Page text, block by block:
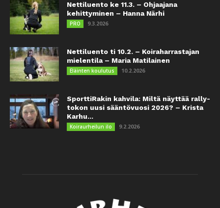
Nettiluento ke 11.3. – Ohjaajana
kehittyminen – Hanna Närhi
PRO 9.3.2026
Nettiluento ti 10.2. – Koiraharrastajan
mielentila – Maria Matilainen
Eläinten koulutus 10.2.2026
SporttiRakin kahvila: Miltä näyttää rally-
tokon uusi sääntövuosi 2026? – Krista
Karhu...
Koiraurheilun ilo 9.2.2026